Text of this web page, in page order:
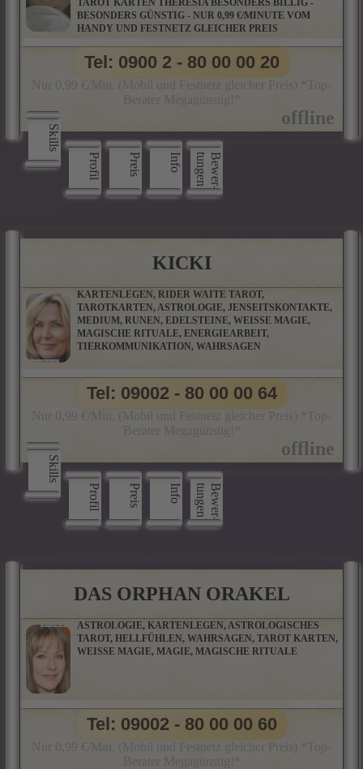
TAROT KARTEN THERESIA BESONDERS BILLIG -
BESONDERS GÜNSTIG - NUR 0,99 €/MINUTE VOM
HANDY UND FESTNETZ GLEICHER PREIS
Skills
Profil
Preis Info B
e
w
e
r
­
t
u
n
g
e
n
Tel: 0900 2 - 80 00 00 20
KICKI
KARTENLEGEN, RIDER WAITE TAROT,
TAROTKARTEN, ASTROLOGIE, JENSEITSKONTAKTE,
MEDIUM, RUNEN, EDELSTEINE, WEISSE MAGIE,
MAGISCHE RITUALE, ENERGIEARBEIT,
TIERKOMMUNIKATION, WAHRSAGEN
Skills
Profil
Preis Info B
e
w
e
r
­
t
u
n
g
e
n
Tel: 09002 - 80 00 00 64
DAS ORPHAN ORAKEL
ASTROLOGIE, KARTENLEGEN, ASTROLOGISCHES
TAROT, HELLFÜHLEN, WAHRSAGEN, TAROT KARTEN,
WEISSE MAGIE, MAGIE, MAGISCHE RITUALE
Tel: 09002 - 80 00 00 60